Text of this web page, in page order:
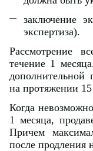
заключение
экспертиза).
Рассмотрение
течение 1
дополнительной
на протяжении
Когда
1 месяца,
Причем
после продления